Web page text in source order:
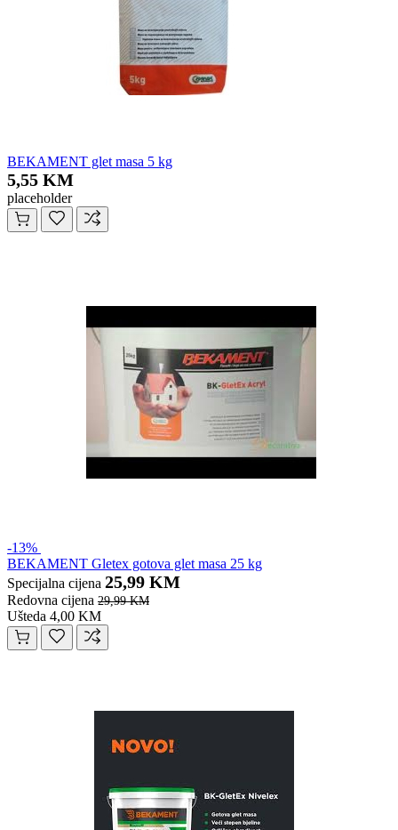
BEKAMENT glet masa 5 kg
5,55 KM
placeholder
-13%
BEKAMENT Gletex gotova glet masa 25 kg
Specijalna cijena 25,99 KM
Redovna cijena 29,99 KM
Ušteda 4,00 KM